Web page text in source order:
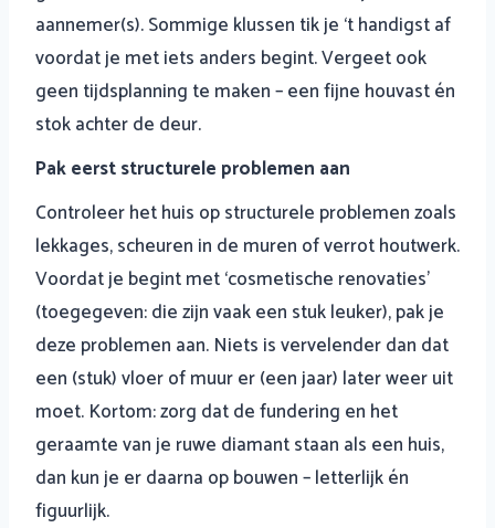
aannemer(s). Sommige klussen tik je ‘t handigst af
voordat je met iets anders begint. Vergeet ook
geen tijdsplanning te maken – een fijne houvast én
stok achter de deur.
Pak eerst structurele problemen aan
Controleer het huis op structurele problemen zoals
lekkages, scheuren in de muren of verrot houtwerk.
Voordat je begint met ‘cosmetische renovaties’
(toegegeven: die zijn vaak een stuk leuker), pak je
deze problemen aan. Niets is vervelender dan dat
een (stuk) vloer of muur er (een jaar) later weer uit
moet. Kortom: zorg dat de fundering en het
geraamte van je ruwe diamant staan als een huis,
dan kun je er daarna op bouwen – letterlijk én
figuurlijk.